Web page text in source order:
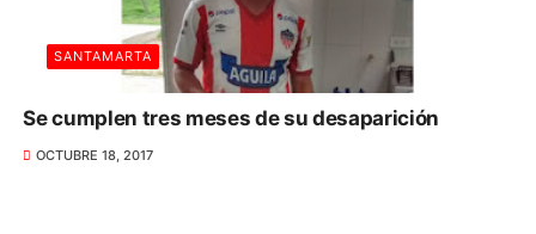
SANTAMARTA
Se cumplen tres meses de su desaparición
OCTUBRE 18, 2017